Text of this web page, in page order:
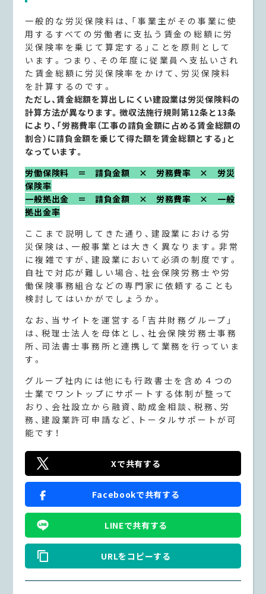
一般的な労災保険料は、「事業主がその事業に使
用するすべての労働者に支払う賃金の総額に労
災保険率を乗じて算定する」ことを原則として
います。つまり、その年度に従業員へ支払いされ
た賃金総額に労災保険率をかけて、労災保険料
を計算するのです。
ただし、賃金総額を算出しにくい建設業は労災保険料の
計算方法が異なります。徴収法施行規則第12条と13条
により、「労務費率（工事の請負金額に占める賃金総額の
割合）に請負金額を乗じて得た額を賃金総額とする」と
なっています。
労働保険料 ＝ 請負金額 × 労務費率 × 労災
保険率
一般拠出金 ＝ 請負金額 × 労務費率 × 一般
拠出金率
ここまで説明してきた通り、建設業における労
災保険は、一般事業とは大きく異なります。非常
に複雑ですが、建設業において必須の制度です。
自社で対応が難しい場合、社会保険労務士や労
働保険事務組合などの専門家に依頼することも
検討してはいかがでしょうか。
なお、当サイトを運営する「吉井財務グループ」
は、税理士法人を母体とし、社会保険労務士事務
所、司法書士事務所と連携して業務を行っていま
す。
グループ社内には他にも行政書士を含め４つの
士業でワントップにサポートする体制が整って
おり、会社設立から融資、助成金相談、税務、労
務、建設業許可申請など、トータルサポートが可
能です！
Xで共有する
Facebookで共有する
LINEで共有する
URLをコピーする